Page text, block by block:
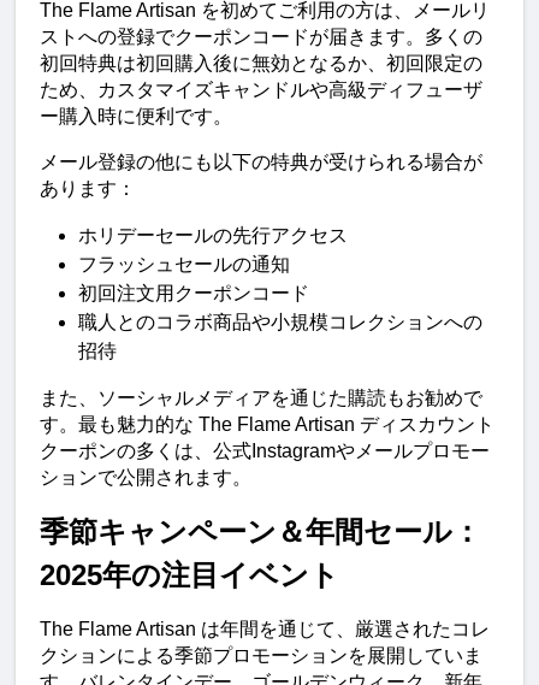
The Flame Artisan を初めてご利用の方は、メールリ
ストへの登録でクーポンコードが届きます。多くの
初回特典は初回購入後に無効となるか、初回限定の
ため、カスタマイズキャンドルや高級ディフューザ
ー購入時に便利です。
メール登録の他にも以下の特典が受けられる場合が
あります：
ホリデーセールの先行アクセス
フラッシュセールの通知
初回注文用クーポンコード
職人とのコラボ商品や小規模コレクションへの
招待
また、ソーシャルメディアを通じた購読もお勧めで
す。最も魅力的な The Flame Artisan ディスカウント
クーポンの多くは、公式Instagramやメールプロモー
ションで公開されます。
季節キャンペーン＆年間セール：
2025年の注目イベント
The Flame Artisan は年間を通じて、厳選されたコレ
クションによる季節プロモーションを展開していま